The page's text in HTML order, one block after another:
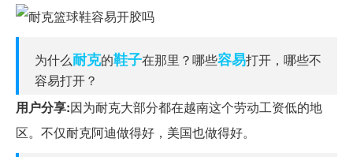
为什么耐克的鞋子在那里？哪些容易打开，哪些不
容易打开？
用户分享:因为耐克大部分都在越南这个劳动工资低的地
区。不仅耐克阿迪做得好，美国也做得好。